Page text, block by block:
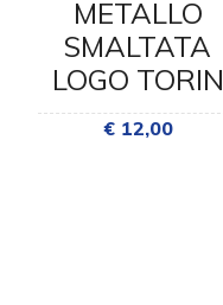
METALLO
SMALTATA
LOGO TORIN
€ 12,00